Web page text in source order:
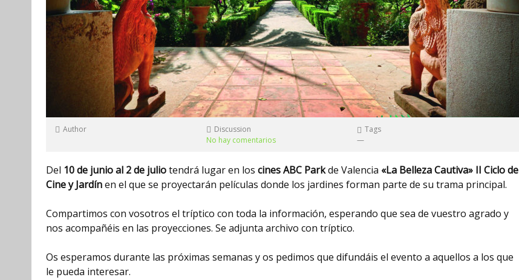
Author
Discussion
No hay comentarios
Tags
—
Del 10 de junio al 2 de juliotendrá lugaren los cines ABC Parkde Valencia «La Belleza Cautiva» II Ciclo de
Cine y Jardínen el que se proyectarán películas donde los jardines forman parte de su trama principal.
Compartimos con vosotros el tríptico con toda la información, esperando que sea de vuestro agrado y
nos acompañéis en las proyecciones. Se adjunta archivo con tríptico.
Os esperamos durante las próximas semanas y os pedimos que difundáis el evento a aquellos a los que
le pueda interesar.